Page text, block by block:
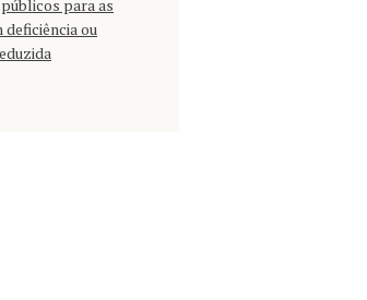
para as
deficiência ou